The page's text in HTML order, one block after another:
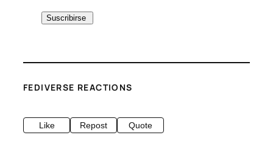
FEDIVERSE REACTIONS
Like Repost Quote